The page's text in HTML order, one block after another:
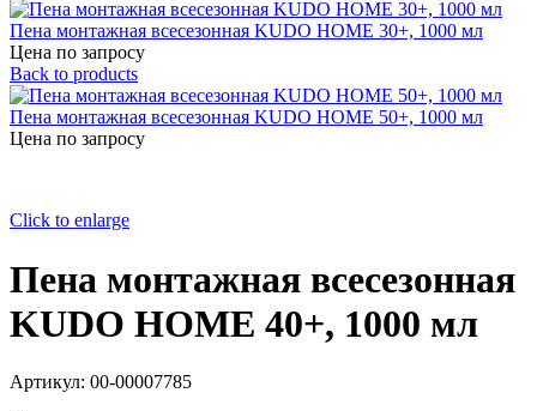
Пена монтажная всесезонная KUDO HOME 30+, 1000 мл
Цена по запросу
Back to products
Пена монтажная всесезонная KUDO HOME 50+, 1000 мл
Цена по запросу
Click to enlarge
Пена монтажная всесезонная
KUDO HOME 40+, 1000 мл
Артикул: 00-00007785